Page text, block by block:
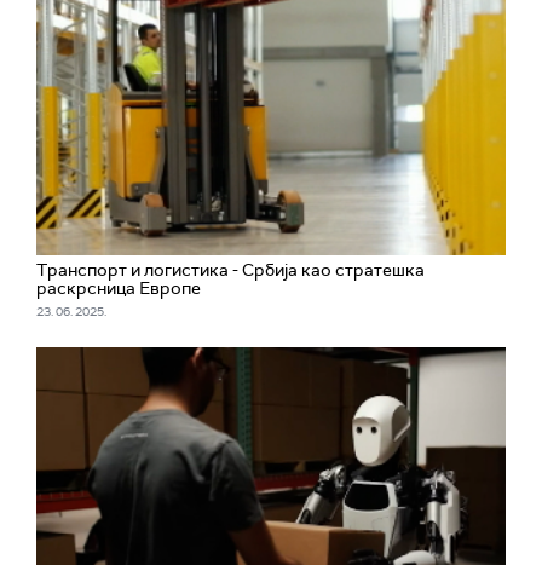
Транспорт и логистика - Србија као стратешка
раскрсница Европе
23. 06. 2025.